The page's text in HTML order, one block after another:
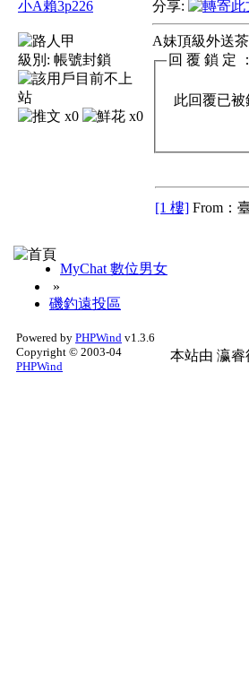
小A賴3p226
級別: 帳號封鎖
x0 x0
分享:
A妹頂級外送
回 覆 鎖 定 ：
此回覆已
[1 樓] From：
MyChat 數位男女
»
磯釣遠投區
Powered by PHPWind v1.3.6
Copyright © 2003-04
PHPWind
本站由 瀛睿